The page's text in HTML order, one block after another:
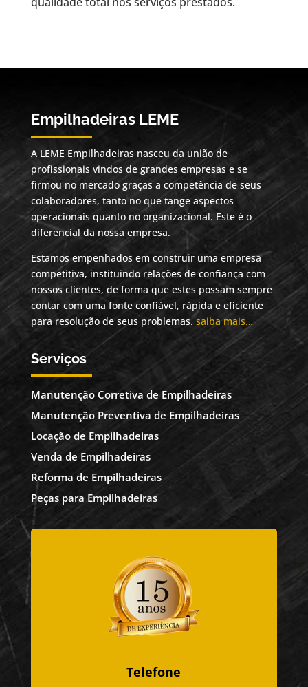
Empilhadeiras LEME
A LEME Empilhadeiras nasceu da união de
profissionais vindos de grandes empresas e se
firmou no mercado graças a competência de seus
colaboradores, tanto no que tange aspectos
operacionais quanto no organizacional. Este é o
diferencial da nossa empresa.
Estamos empenhados em construir uma empresa
competitiva, instituindo relações de confiança com
nossos clientes, de forma que estes possam sempre
contar com uma fonte confiável, rápida e eficiente
para resolução de seus problemas.saiba mais…
Serviços
Manutenção Corretiva de Empilhadeiras
Manutenção Preventiva de Empilhadeiras
Locação de Empilhadeiras
Venda de Empilhadeiras
Reforma de Empilhadeiras
Peças para Empilhadeiras
Telefone